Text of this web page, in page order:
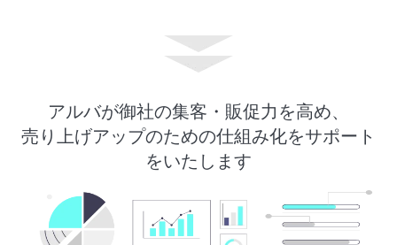
アルバが御社の集客・販促力を高め、
売り上げアップのための仕組み化をサポート
をいたします